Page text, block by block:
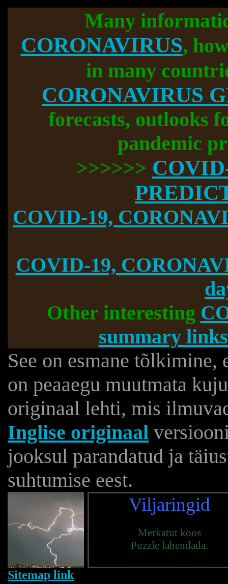
Many
CORONAVIRUS,
in many
CORONAVIRUS
forecasts, outlooks
pandemic
>>>>>>
COVID-19,
COVID-19,
Other interesting
summary
See on esmane tõlkimine,
on peaaegu muutmata
originaal lehti, mis
Inglise originaal
jooksul parandatud ja
suhtumise eest.
Viljaringid
Merkatut koos
Puzzle lahendada.
Sitemap link